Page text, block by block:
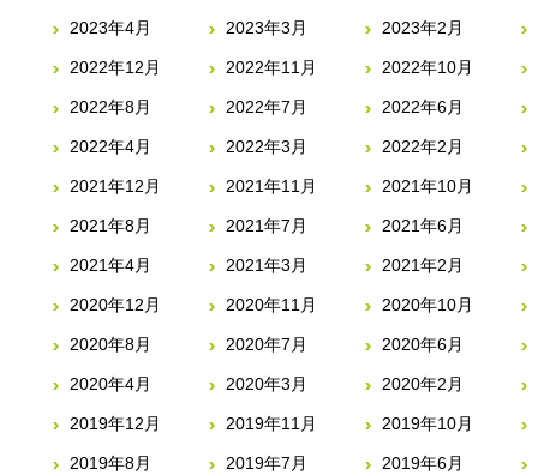
2023年4月 2023年3月 2023年2月
2022年12月 2022年11月 2022年10月
2022年8月 2022年7月 2022年6月
2022年4月 2022年3月 2022年2月
2021年12月 2021年11月 2021年10月
2021年8月 2021年7月 2021年6月
2021年4月 2021年3月 2021年2月
2020年12月 2020年11月 2020年10月
2020年8月 2020年7月 2020年6月
2020年4月 2020年3月 2020年2月
2019年12月 2019年11月 2019年10月
2019年8月 2019年7月 2019年6月